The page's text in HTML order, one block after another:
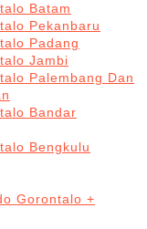
Batam
Pekanbaru
Padang
Jambi
Palembang Dan
Bandar
Bengkulu
Gorontalo +